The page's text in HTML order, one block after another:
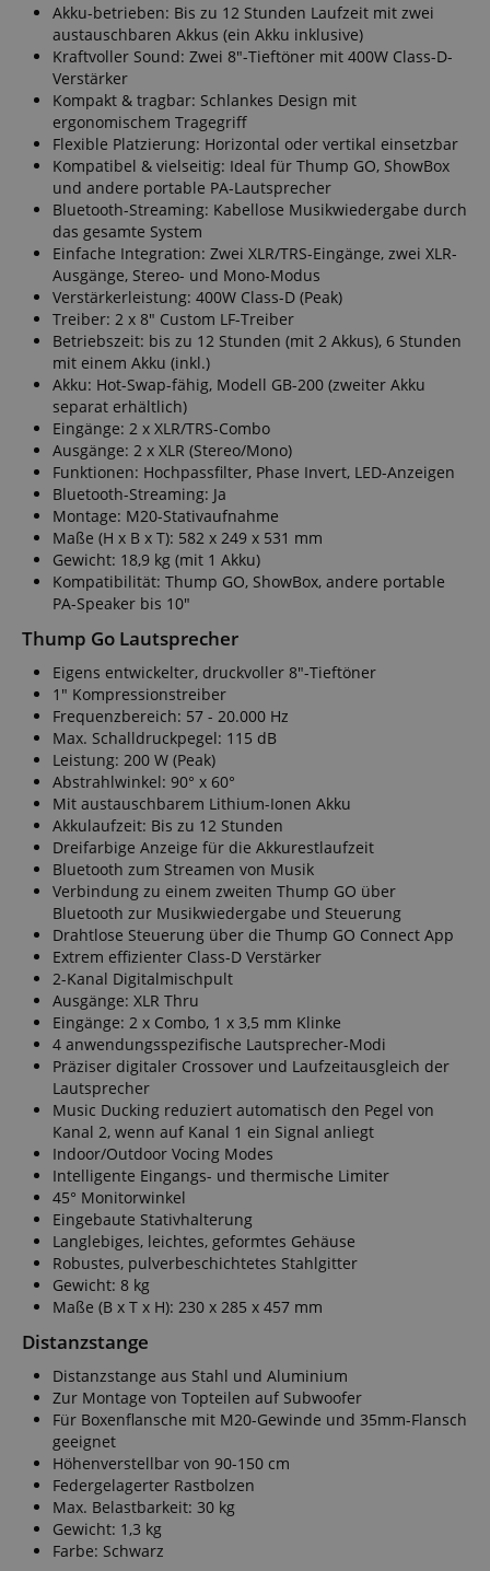
Akku-betrieben: Bis zu 12 Stunden Laufzeit mit zwei
austauschbaren Akkus (ein Akku inklusive)
Kraftvoller Sound: Zwei 8"-Tieftöner mit 400W Class-D-
Verstärker
Kompakt & tragbar: Schlankes Design mit
ergonomischem Tragegriff
Flexible Platzierung: Horizontal oder vertikal einsetzbar
Kompatibel & vielseitig: Ideal für Thump GO, ShowBox
und andere portable PA-Lautsprecher
Bluetooth-Streaming: Kabellose Musikwiedergabe durch
das gesamte System
Einfache Integration: Zwei XLR/TRS-Eingänge, zwei XLR-
Ausgänge, Stereo- und Mono-Modus
Verstärkerleistung: 400W Class-D (Peak)
Treiber: 2 x 8" Custom LF-Treiber
Betriebszeit: bis zu 12 Stunden (mit 2 Akkus), 6 Stunden
mit einem Akku (inkl.)
Akku: Hot-Swap-fähig, Modell GB-200 (zweiter Akku
separat erhältlich)
Eingänge: 2 x XLR/TRS-Combo
Ausgänge: 2 x XLR (Stereo/Mono)
Funktionen: Hochpassfilter, Phase Invert, LED-Anzeigen
Bluetooth-Streaming: Ja
Montage: M20-Stativaufnahme
Maße (H x B x T): 582 x 249 x 531 mm
Gewicht: 18,9 kg (mit 1 Akku)
Kompatibilität: Thump GO, ShowBox, andere portable
PA-Speaker bis 10"
Thump Go Lautsprecher
Eigens entwickelter, druckvoller 8"-Tieftöner
1" Kompressionstreiber
Frequenzbereich: 57 - 20.000 Hz
Max. Schalldruckpegel: 115 dB
Leistung: 200 W (Peak)
Abstrahlwinkel: 90° x 60°
Mit austauschbarem Lithium-Ionen Akku
Akkulaufzeit: Bis zu 12 Stunden
Dreifarbige Anzeige für die Akkurestlaufzeit
Bluetooth zum Streamen von Musik
Verbindung zu einem zweiten Thump GO über
Bluetooth zur Musikwiedergabe und Steuerung
Drahtlose Steuerung über die Thump GO Connect App
Extrem effizienter Class-D Verstärker
2-Kanal Digitalmischpult
Ausgänge: XLR Thru
Eingänge: 2 x Combo, 1 x 3,5 mm Klinke
4 anwendungsspezifische Lautsprecher-Modi
Präziser digitaler Crossover und Laufzeitausgleich der
Lautsprecher
Music Ducking reduziert automatisch den Pegel von
Kanal 2, wenn auf Kanal 1 ein Signal anliegt
Indoor/Outdoor Vocing Modes
Intelligente Eingangs- und thermische Limiter
45° Monitorwinkel
Eingebaute Stativhalterung
Langlebiges, leichtes, geformtes Gehäuse
Robustes, pulverbeschichtetes Stahlgitter
Gewicht: 8 kg
Maße (B x T x H): 230 x 285 x 457 mm
Distanzstange
Distanzstange aus Stahl und Aluminium
Zur Montage von Topteilen auf Subwoofer
Für Boxenflansche mit M20-Gewinde und 35mm-Flansch
geeignet
Höhenverstellbar von 90-150 cm
Federgelagerter Rastbolzen
Max. Belastbarkeit: 30 kg
Gewicht: 1,3 kg
Farbe: Schwarz